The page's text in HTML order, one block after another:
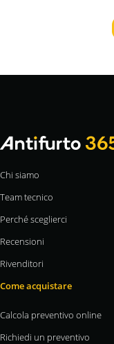
Chi siamo
Team tecnico
Perché sceglierci
Recensioni
Rivenditori
Come acquistare
Calcola preventivo online
Richiedi un preventivo